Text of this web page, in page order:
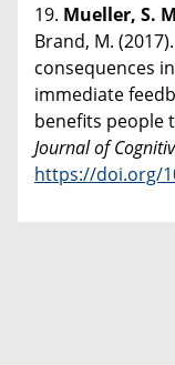
19. Mueller, S.
Brand, M.
consequences
immediate
benefits people
Journal of
https://doi.org/